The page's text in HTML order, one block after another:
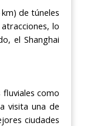
de túneles
lo
el Shanghai
fluviales como
visita una de
ciudades